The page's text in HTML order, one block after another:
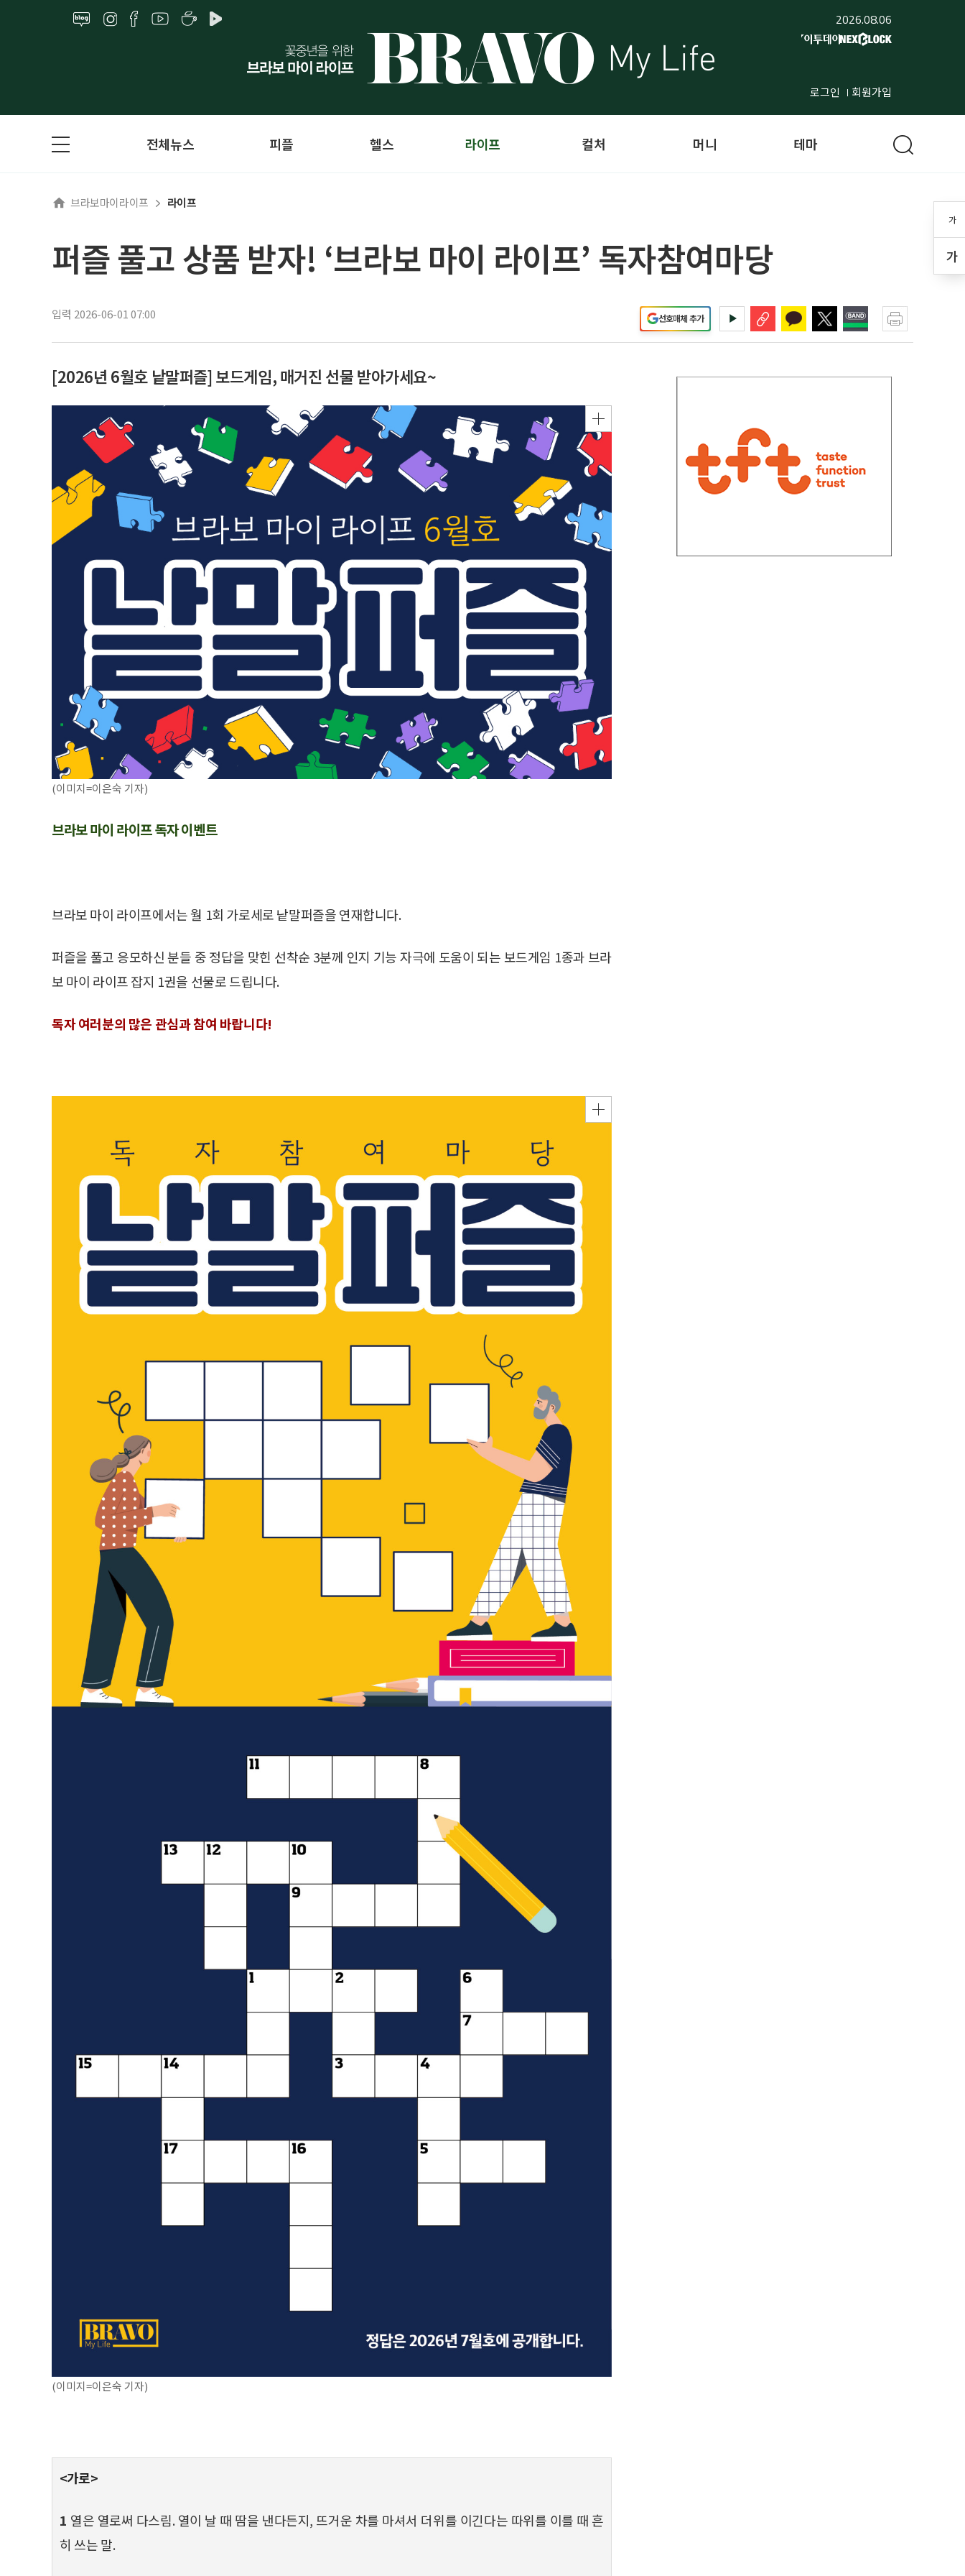
2026.08.06
로그인 회원가입
가
가
전체뉴스 피플 헬스 라이프 컬처 머니 테마
브라보마이라이프 라이프
퍼즐 풀고 상품 받자! ‘브라보 마이 라이프’ 독자참여마당
입력 2026-06-01 07:00 선호매체 추가
[2026년 6월호 낱말퍼즐] 보드게임, 매거진 선물 받아가세요~
(이미지=이은숙 기자)
브라보 마이 라이프 독자 이벤트
브라보 마이 라이프에서는 월 1회 가로세로 낱말퍼즐을 연재합니다.
퍼즐을 풀고 응모하신 분들 중 정답을 맞힌 선착순 3분께 인지 기능 자극에 도움이 되는 보드게임 1종과 브라
보 마이 라이프 잡지 1권을 선물로 드립니다.
독자 여러분의 많은 관심과 참여 바랍니다!
(이미지=이은숙 기자)
<가로>
1 열은 열로써 다스림. 열이 날 때 땀을 낸다든지, 뜨거운 차를 마셔서 더위를 이긴다는 따위를 이를 때 흔
히 쓰는 말.